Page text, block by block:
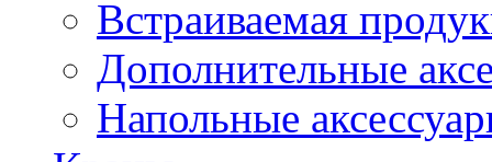
Встраиваемая
Дополнительные
Напольные